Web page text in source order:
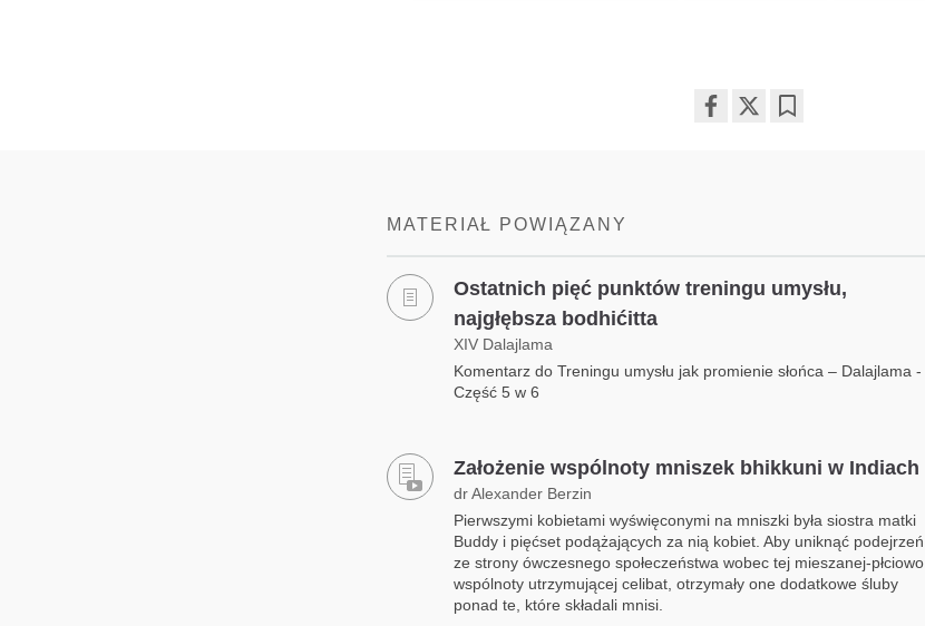
MATERIAŁ POWIĄZANY
Ostatnich pięć punktów treningu umysłu,
najgłębsza bodhićitta
XIV Dalajlama
Komentarz do Treningu umysłu jak promienie słońca – Dalajlama -
Część 5 w 6
Założenie wspólnoty mniszek bhikkuni w Indiach
dr Alexander Berzin
Pierwszymi kobietami wyświęconymi na mniszki była siostra matki
Buddy i pięćset podążających za nią kobiet. Aby uniknąć podejrzeń
ze strony ówczesnego społeczeństwa wobec tej mieszanej-płciowo
wspólnoty utrzymującej celibat, otrzymały one dodatkowe śluby
ponad te, które składali mnisi.